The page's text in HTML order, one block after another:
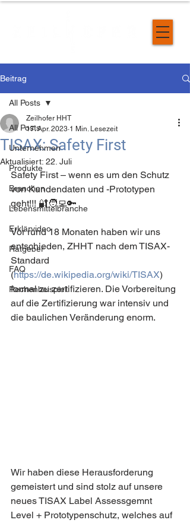
Beitrag
All Posts
Unternehmen
Produkte
Branchen
Lebensmittelbranche
Erklärvideo
Ratgeber
FAQ
Rechenbeispiel
All Posts
TISAX: Safety First
Zeilhofer HHT
17. Apr. 2023 1 Min. Lesezeit
Aktualisiert: 22. Juli
Safety First – wenn es um den Schutz
von Kundendaten und -Prototypen
geht!!! 🔐🧑‍💻🔑
Vor rund 18 Monaten haben wir uns
entschieden, ZHHT nach dem TISAX-
Standard
(https://de.wikipedia.org/wiki/TISAX)
formal zu zertifizieren. Die Vorbereitung
auf die Zertifizierung war intensiv und
die baulichen Veränderung enorm.
Wir haben diese Herausforderung
gemeistert und sind stolz auf unsere
neues TISAX Label Assessgemnt
Level + Prototypenschutz, welches auf